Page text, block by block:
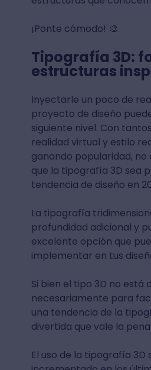
¡Ponte cómodo! 🎨
Tipografía 3D:
estructuras
Inyectarle un poco de
proyecto de diseño
siguiente nivel. Con
realidad virtual y estilo
ganando popularidad, no
que la tipografía 3D sea
tendencia de diseño en
La tipografía
profundidad adicional y
excelente opción que
implementar en tus
Si bien el tipo 3D no está
necesariamente para
una tendencia de la
divertida que vale la
El uso de la tipografía 3D